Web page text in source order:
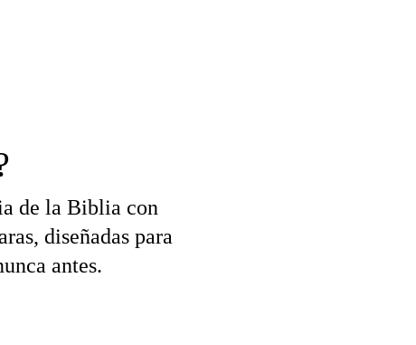
de la Biblia con
diseñadas para
antes.